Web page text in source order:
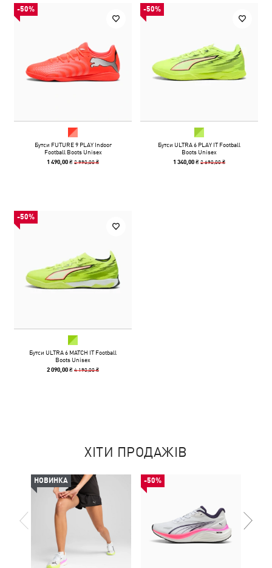
-50%
Бутси FUTURE 9 PLAY Indoor
Football Boots Unisex
1 490,00 ₴2 990,00 ₴
-50%
Бутси ULTRA 6 PLAY IT Football
Boots Unisex
1 340,00 ₴2 690,00 ₴
-50%
Бутси ULTRA 6 MATCH IT Football
Boots Unisex
2 090,00 ₴4 190,00 ₴
ХІТИ ПРОДАЖІВ
НОВИНКА -50%